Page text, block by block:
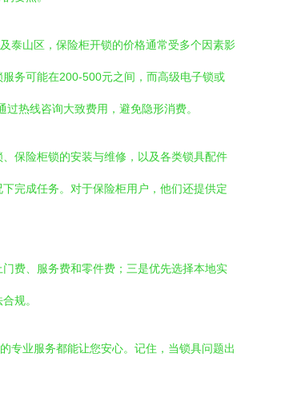
泰山区，保险柜开锁的价格通常受多个因素影
务可能在200-500元之间，而高级电子锁或
热线咨询大致费用，避免隐形消费。
保险柜锁的安装与维修，以及各类锁具配件
完成任务。对于保险柜用户，他们还提供定
费、服务费和零件费；三是优先选择本地实
规。
专业服务都能让您安心。记住，当锁具问题出